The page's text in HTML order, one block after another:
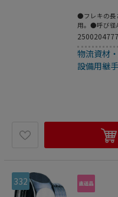
●フレキの長
用。●呼び径
B：G1/2●呼
物流資材
設備用継手
332